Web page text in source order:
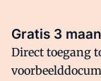
Facebook
Gratis 3
Direct toegang